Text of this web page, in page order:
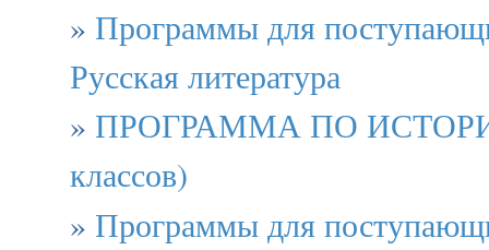
» Программы для
Русская литература
» ПРОГРАММА ПО
классов)
» Программы для